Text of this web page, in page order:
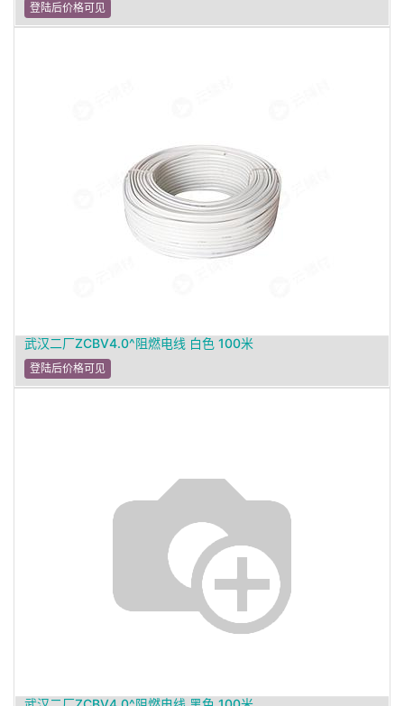
登陆后价格可见
武汉二厂ZCBV4.0^阻燃电线 白色 100米
登陆后价格可见